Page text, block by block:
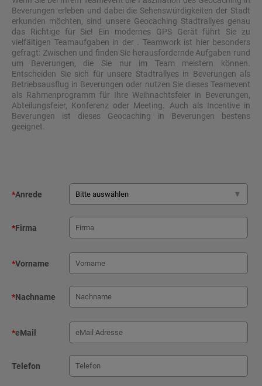
Beverungen erleben und dabei die Sehenswürdigkeiten der Stadt
erkunden möchten, sind unsere Geocaching Stadtrallyes genau
das Richtige für Sie! Ein modernes GPS Gerät führt Sie zu
vielfältigen Teamaufgaben in der . Teamwork ist hier besonders
gefragt: Zwischen und finden Sie herausfordernde Aufgaben rund
um Beverungen, die Sie nur im Team meistern können.
Entscheiden Sie sich für unsere Stadtrallyes in Beverungen als
Betriebsausflug in Beverungen oder nutzen Sie dieses Teamevent
als Rahmenprogramm für Ihre Weihnachtsfeier in Beverungen,
Abteilungsfeier, Konferenz oder Meeting. Auch als Incentive in
Beverungen ist dieses Geocaching in Beverungen bestens
geeignet.
*Anrede
*Firma
*Vorname
*Nachname
*eMail
Telefon